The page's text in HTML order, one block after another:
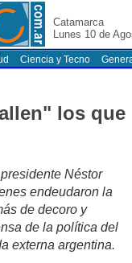
Catamarca
Lunes 10 de
Ciencia y Tecno
los que
Néstor
endeudaron la
de decoro y
de la política del
externa argentina.